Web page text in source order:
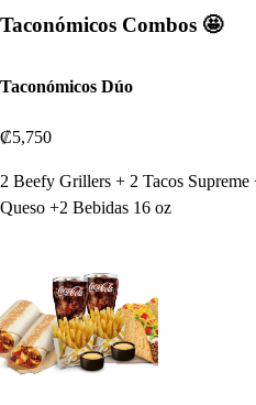
Taconómicos Combos 🤩
Taconómicos Dúo
₡5,750
2 Beefy Grillers + 2 Tacos Supreme
Queso +2 Bebidas 16 oz